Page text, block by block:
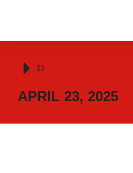
Je bent hier:
23
APRIL 23, 2025